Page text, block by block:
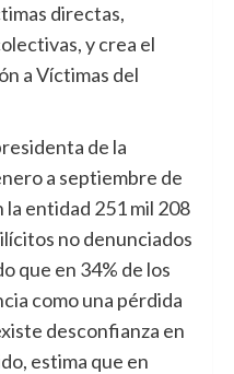
directas,
y crea el
a Víctimas del
de la
a septiembre de
entidad 251 mil 208
no denunciados
que en 34% de los
como una pérdida
desconfianza en
estima que en